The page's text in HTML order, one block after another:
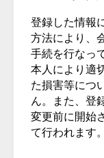
登録した情報
方法により、
手続を行なっ
本人により適
た損害等につ
ん。また、登
変更前に開始
て行われます。